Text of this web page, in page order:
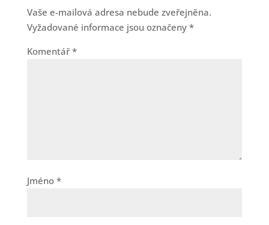
Vaše e-mailová adresa nebude zveřejněna.
Vyžadované informace jsou označeny *
Komentář *
Jméno *